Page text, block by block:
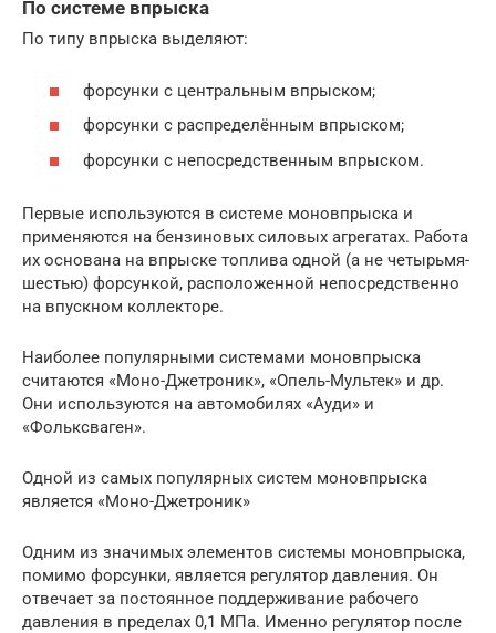
По системе впрыска
По типу впрыска выделяют:
форсунки с центральным впрыском;
форсунки с распределённым впрыском;
форсунки с непосредственным впрыском.
Первые используются в системе моновпрыска и
применяются на бензиновых силовых агрегатах. Работа
их основана на впрыске топлива одной (а не четырьмя-
шестью) форсункой, расположенной непосредственно
на впускном коллекторе.
Наиболее популярными системами моновпрыска
считаются «Моно-Джетроник», «Опель-Мультек» и др.
Они используются на автомобилях «Ауди» и
«Фольксваген».
Одной из самых популярных систем моновпрыска
является «Моно-Джетроник»
Одним из значимых элементов системы моновпрыска,
помимо форсунки, является регулятор давления. Он
отвечает за постоянное поддерживание рабочего
давления в пределах 0,1 МПа. Именно регулятор после